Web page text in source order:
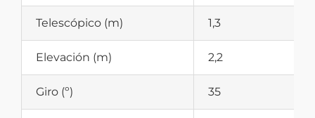
Telescópico (m) 1,3
Elevación (m) 2,2
Giro (º) 35